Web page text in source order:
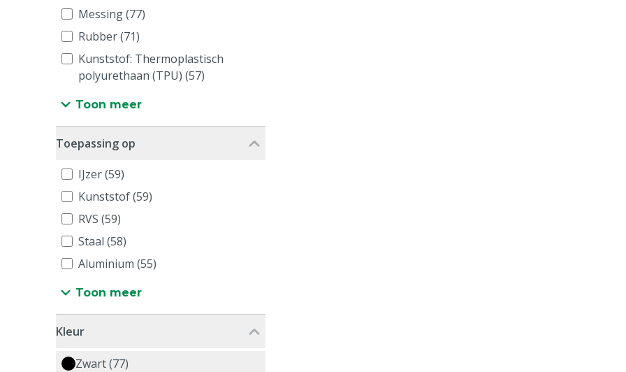
Messing (77)
Rubber (71)
Kunststof: Thermoplastisch
polyurethaan (TPU) (57)
Toon meer
Toepassing op
IJzer (59)
Kunststof (59)
RVS (59)
Staal (58)
Aluminium (55)
Toon meer
Kleur
Zwart (77)